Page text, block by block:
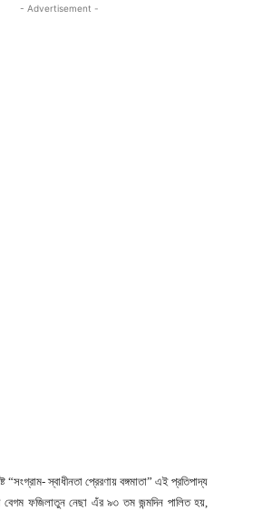
- Advertisement -
স্বাধীনতা প্রেরণায় বঙ্গমাতা” এই প্রতিপাদ্য
বেগম ফজিলাতুন নেছা এঁর ৯৩ তম জন্মদিন পালিত হয়,